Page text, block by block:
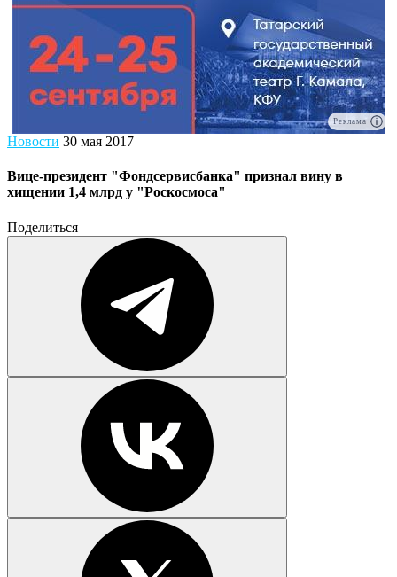
Реклама
Новости 30 мая 2017
Вице-президент "Фондсервисбанка" признал вину в
хищении 1,4 млрд у "Роскосмоса"
Поделиться